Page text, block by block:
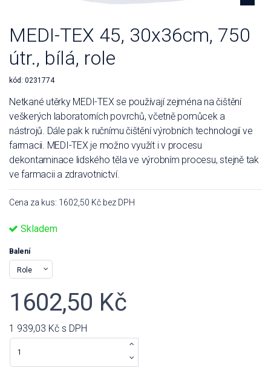
MEDI-TEX 45, 30x36cm, 750
útr., bílá, role
kód: 0231774
Netkané utěrky MEDI-TEX se používají zejména na čištění
veškerých laboratorních povrchů, včetně pomůcek a
nástrojů. Dále pak k ručnímu čištění výrobních technologií ve
farmacii. MEDI-TEX je možno využít i v procesu
dekontaminace lidského těla ve výrobním procesu, stejně tak
ve farmacii a zdravotnictví.
Cena za kus: 1602,50 Kč bez DPH
Skladem
Balení
1602,50 Kč
1 939,03 Kč s DPH